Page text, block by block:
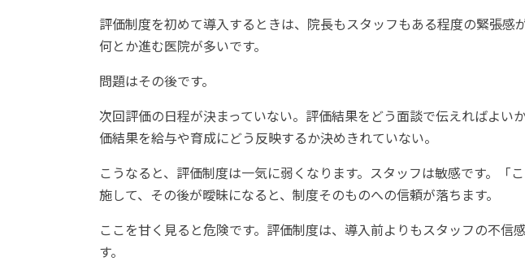
評価制度を初めて導入するときは、院長もスタッフもある程度の緊張
何とか進む医院が多いです。
問題はその後です。
次回評価の日程が決まっていない。評価結果をどう面談で伝えればよ
価結果を給与や育成にどう反映するか決めきれていない。
こうなると、評価制度は一気に弱くなります。スタッフは敏感です。
施して、その後が曖昧になると、制度そのものへの信頼が落ちます。
ここを甘く見ると危険です。評価制度は、導入前よりもスタッフの不
す。